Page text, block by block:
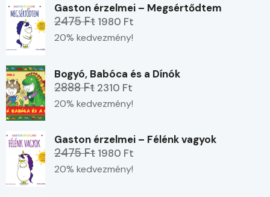
Gaston érzelmei – Megsértődtem
2475 Ft 1980 Ft
20% kedvezmény!
Bogyó, Babóca és a Dínók
2888 Ft 2310 Ft
20% kedvezmény!
Gaston érzelmei – Félénk vagyok
2475 Ft 1980 Ft
20% kedvezmény!